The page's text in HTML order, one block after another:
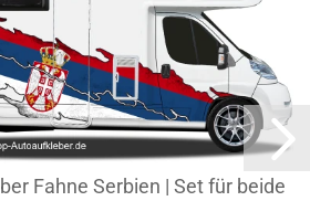
Fahne Serbien | Set für beide